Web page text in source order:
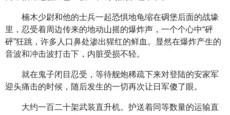
楠木少尉和他的士兵一起恐惧地龟缩在碉堡后面的战壕
里，忍受着周边传来的地动山摇的爆炸声，一个个心中“砰
砰”狂跳，许多人口鼻处渗出猩红的鲜血。显然在爆炸产生的
音波和冲击波打击下，内脏受损不轻。
就在鬼子闭目忍受，等待舰炮稀疏下来对登陆的安家军
迎头痛击的时候，随后发生的一切再次让日军傻了眼。
大约一百二十架武装直升机。护送着同等数量的运输直